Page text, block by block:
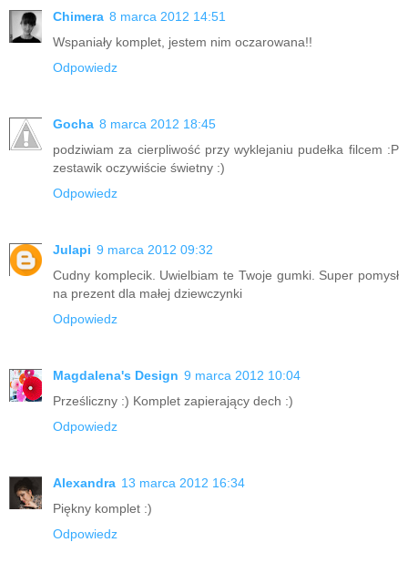
Chimera 8 marca 2012 14:51
Wspaniały komplet, jestem nim oczarowana!!
Odpowiedz
Gocha 8 marca 2012 18:45
podziwiam za cierpliwość przy wyklejaniu pudełka filcem :P
zestawik oczywiście świetny :)
Odpowiedz
Julapi 9 marca 2012 09:32
Cudny komplecik. Uwielbiam te Twoje gumki. Super pomysł
na prezent dla małej dziewczynki
Odpowiedz
Magdalena's Design 9 marca 2012 10:04
Prześliczny :) Komplet zapierający dech :)
Odpowiedz
Alexandra 13 marca 2012 16:34
Piękny komplet :)
Odpowiedz